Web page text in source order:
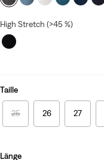
High Stretch (>45 %)
Taille
25 26 27
Länge